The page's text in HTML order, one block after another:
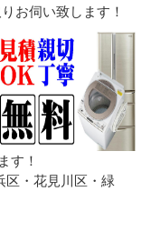
お伺い致します！
す！
区・花見川区・緑